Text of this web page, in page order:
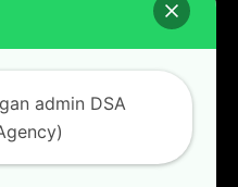
007 Jatinegara,
admin DSA